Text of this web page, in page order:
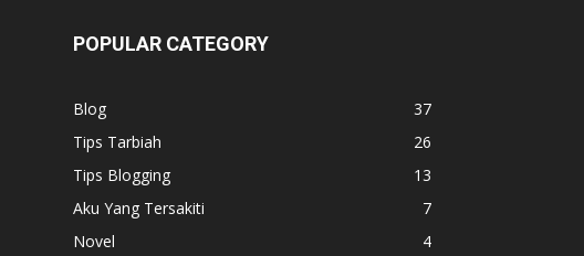
POPULAR CATEGORY
Blog
37
Tips Tarbiah
26
Tips Blogging
13
Aku Yang Tersakiti
7
Novel
4